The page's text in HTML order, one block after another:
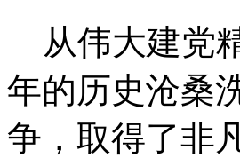
从伟大建党
年的历史沧桑
争，取得了非